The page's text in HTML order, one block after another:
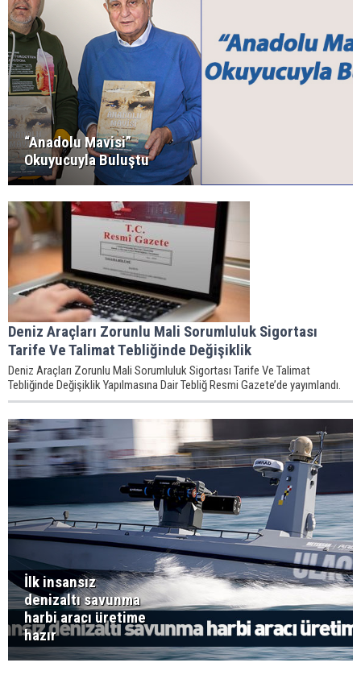
“Anadolu Mavisi”
Okuyucuyla Buluştu
Deniz Araçları Zorunlu Mali Sorumluluk Sigortası
Tarife Ve Talimat Tebliğinde Değişiklik
Deniz Araçları Zorunlu Mali Sorumluluk Sigortası Tarife Ve Talimat
Tebliğinde Değişiklik Yapılmasına Dair Tebliğ Resmi Gazete’de yayımlandı.
İlk insansız
denizaltı savunma
harbi aracı üretime
hazır